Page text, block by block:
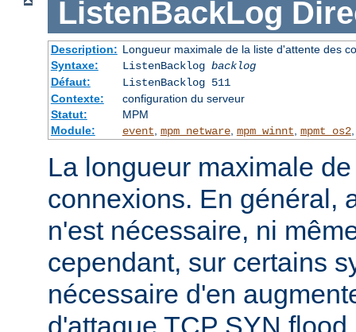
ListenBackLog
Description: Longueur maximale de la liste d'attente des
Syntaxe:
ListenBacklog backlog
Défaut:
ListenBacklog 511
Contexte:
configuration du serveur
Statut:
MPM
Module:
event, mpm_netware, mpm_winnt, mpmt_os2
La longueur maximale
connexions. En général,
n'est nécessaire, ni
cependant, sur certains
nécessaire d'en